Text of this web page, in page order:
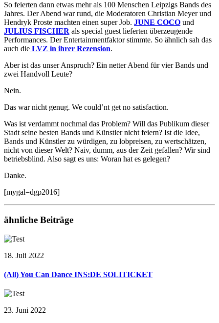
So feierten dann etwas mehr als 100 Menschen Leipzigs Bands des
Jahres. Der Abend war rund, die Moderatoren Christian Meyer und
Hendryk Proste machten einen super Job. JUNE COCO und
JULIUS FISCHER als special guest lieferten überzeugende
Performances. Der Entertainmentfaktor stimmte. So ähnlich sah das
auch die LVZ in ihrer Rezension.
Aber ist das unser Anspruch? Ein netter Abend für vier Bands und
zwei Handvoll Leute?
Nein.
Das war nicht genug. We could’nt get no satisfaction.
Was ist verdammt nochmal das Problem? Will das Publikum dieser
Stadt seine besten Bands und Künstler nicht feiern? Ist die Idee,
Bands und Künstler zu würdigen, zu lobpreisen, zu wertschätzen,
nicht von dieser Welt? Naiv, dumm, aus der Zeit gefallen? Wir sind
betriebsblind. Also sagt es uns: Woran hat es gelegen?
Danke.
[mygal=dgp2016]
ähnliche Beiträge
18. Juli 2022
(All) You Can Dance INS:DE SOLITICKET
23. Juni 2022